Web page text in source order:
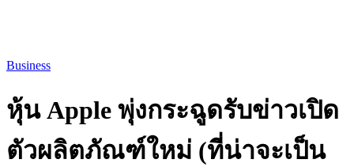
Business
หุ้น Apple พุ่งกระฉูดรับข่าวเปิด
ตัวผลิตภัณฑ์ใหม่ (ที่น่าจะเป็น